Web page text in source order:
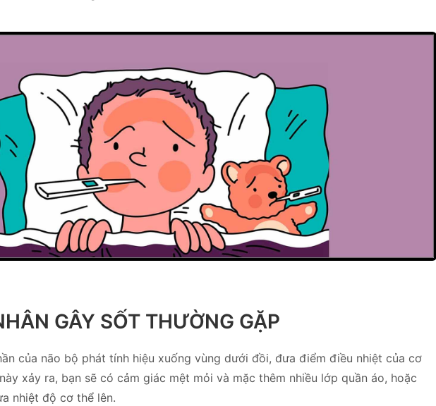
GÂY SỐT THƯỜNG GẶP
của não bộ phát tính hiệu xuống vùng dưới đồi, đưa điểm điều nhiệt của cơ
xảy ra, bạn sẽ có cảm giác mệt mỏi và mặc thêm nhiều lớp quần áo, hoặc
nhiệt độ cơ thể lên.